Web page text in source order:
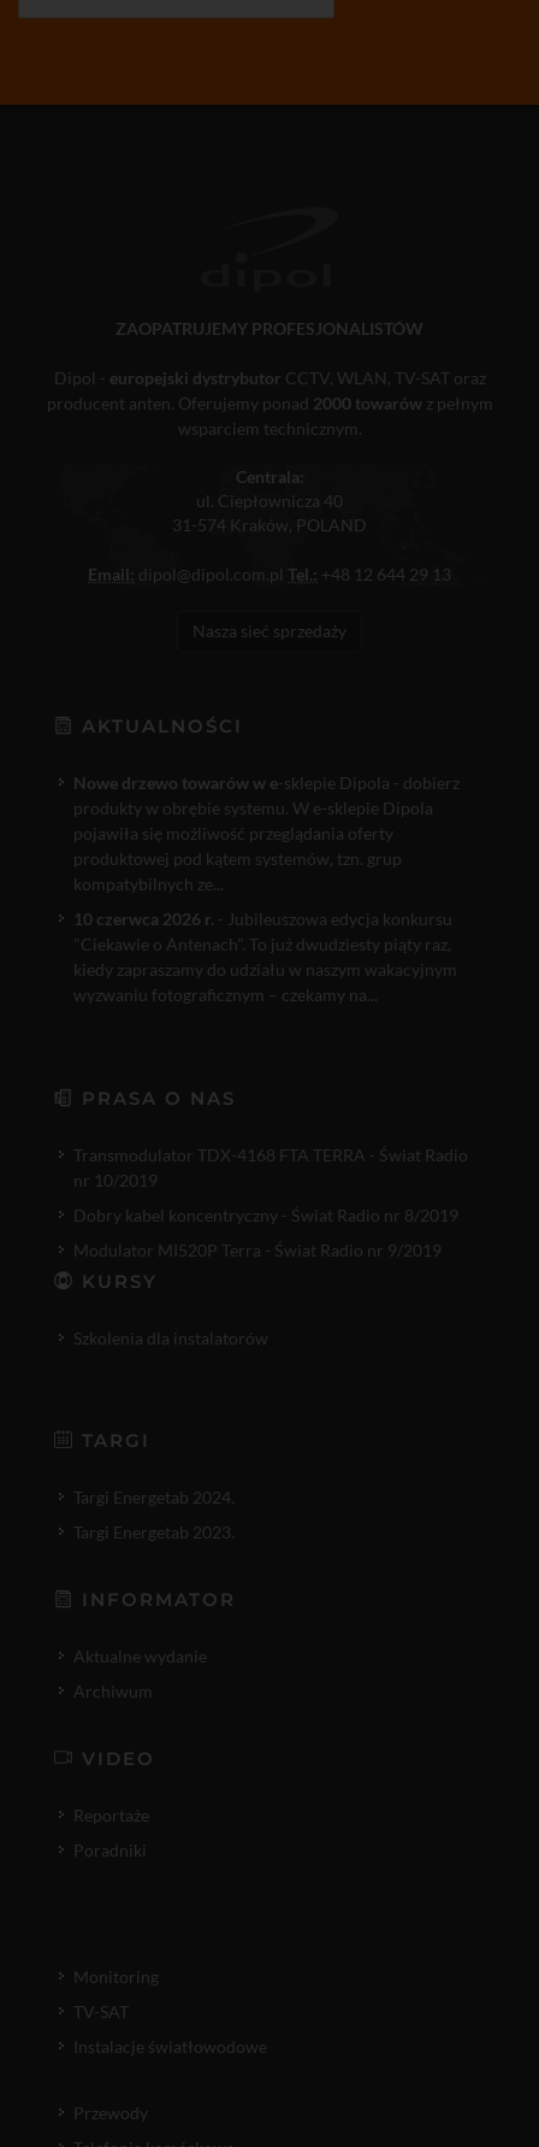
ZAOPATRUJEMY PROFESJONALISTÓW
Dipol - europejski dystrybutor CCTV, WLAN, TV-SAT oraz
producent anten. Oferujemy ponad 2000 towarówz pełnym
wsparciem technicznym.
Centrala:
ul. Ciepłownicza 40
31-574 Kraków, POLAND
Email: dipol@dipol.com.pl Tel.: +48 12 644 29 13
Nasza sieć sprzedaży
AKTUALNOŚCI
Nowe drzewo towarów w e-sklepie Dipola - dobierz
produkty w obrębie systemu. W e-sklepie Dipola
pojawiła się możliwość przeglądania oferty
produktowej pod kątem systemów, tzn. grup
kompatybilnych ze...
10 czerwca 2026 r. - Jubileuszowa edycja konkursu
"Ciekawie o Antenach". To już dwudziesty piąty raz,
kiedy zapraszamy do udziału w naszym wakacyjnym
wyzwaniu fotograficznym – czekamy na...
PRASA O NAS
Transmodulator TDX-4168 FTA TERRA - Świat Radio
nr 10/2019
Dobry kabel koncentryczny - Świat Radio nr 8/2019
Modulator MI520P Terra - Świat Radio nr 9/2019
KURSY
Szkolenia dla instalatorów
TARGI
Targi Energetab 2024.
Targi Energetab 2023.
INFORMATOR
Aktualne wydanie
Archiwum
VIDEO
Reportaże
Poradniki
Monitoring
TV-SAT
Instalacje światłowodowe
Przewody